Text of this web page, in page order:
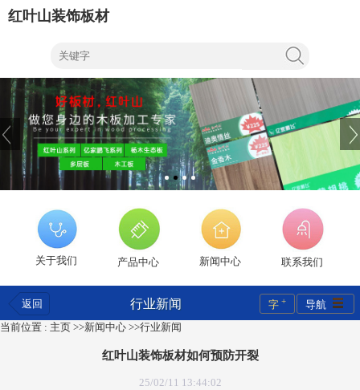
红叶山装饰板材
关于我们 产品中心 新闻中心 联系我们
返回 行业新闻 导航
字 +
当前位置 : 主页 >>新闻中心 >>行业新闻
红叶山装饰板材如何预防开裂
25/02/11 13:44:02